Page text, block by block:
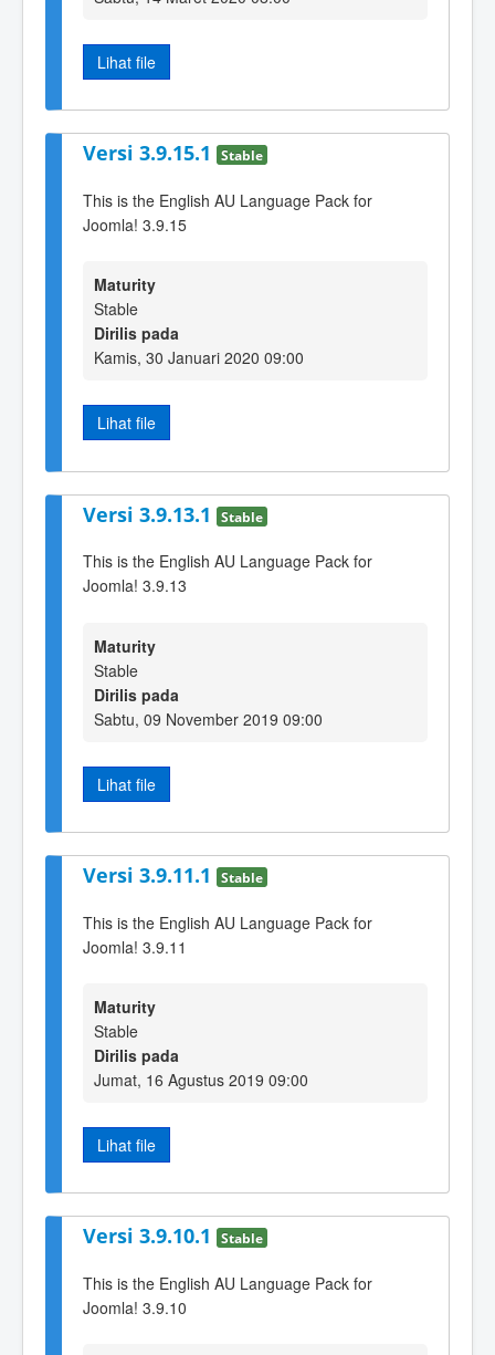
Lihat file
Versi 3.9.15.1 Stable
This is the English AU Language Pack for
Joomla! 3.9.15
Maturity
Stable
Dirilis pada
Kamis, 30 Januari 2020 09:00
Lihat file
Versi 3.9.13.1 Stable
This is the English AU Language Pack for
Joomla! 3.9.13
Maturity
Stable
Dirilis pada
Sabtu, 09 November 2019 09:00
Lihat file
Versi 3.9.11.1 Stable
This is the English AU Language Pack for
Joomla! 3.9.11
Maturity
Stable
Dirilis pada
Jumat, 16 Agustus 2019 09:00
Lihat file
Versi 3.9.10.1 Stable
This is the English AU Language Pack for
Joomla! 3.9.10